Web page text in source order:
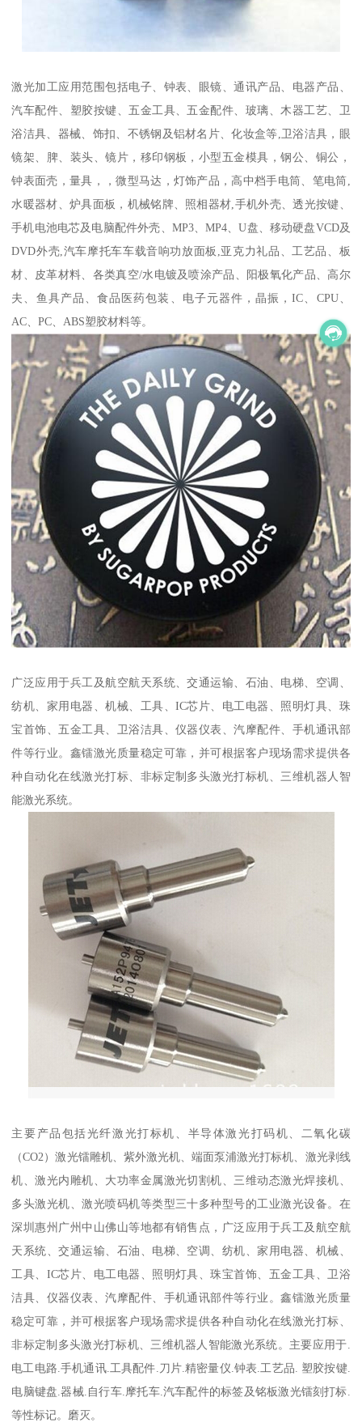
激光加工应用范围包括电子、钟表、眼镜、通讯产品、电器产品、
汽车配件、塑胶按键、五金工具、五金配件、玻璃、木器工艺、卫
浴洁具、器械、饰扣、不锈钢及铝材名片、化妆盒等,卫浴洁具，眼
镜架、脾、装头、镜片，移印钢板，小型五金模具，钢公、铜公，
钟表面壳，量具，，微型马达，灯饰产品，高中档手电筒、笔电筒,
水暖器材、炉具面板，机械铭牌、照相器材,手机外壳、透光按键、
手机电池电芯及电脑配件外壳、MP3、MP4、U盘、移动硬盘VCD及
DVD外壳,汽车摩托车车载音响功放面板,亚克力礼品、工艺品、板
材、皮革材料、各类真空/水电镀及喷涂产品、阳极氧化产品、高尔
夫、鱼具产品、食品医药包装、电子元器件，晶振，IC、CPU、
AC、PC、ABS塑胶材料等。
广泛应用于兵工及航空航天系统、交通运输、石油、电梯、空调、
纺机、家用电器、机械、工具、IC芯片、电工电器、照明灯具、珠
宝首饰、五金工具、卫浴洁具、仪器仪表、汽摩配件、手机通讯部
件等行业。鑫镭激光质量稳定可靠，并可根据客户现场需求提供各
种自动化在线激光打标、非标定制多头激光打标机、三维机器人智
能激光系统。
主要产品包括光纤激光打标机、半导体激光打码机、二氧化碳
（CO2）激光镭雕机、紫外激光机、端面泵浦激光打标机、激光剥线
机、激光内雕机、大功率金属激光切割机、三维动态激光焊接机、
多头激光机、激光喷码机等类型三十多种型号的工业激光设备。在
深圳惠州广州中山佛山等地都有销售点，广泛应用于兵工及航空航
天系统、交通运输、石油、电梯、空调、纺机、家用电器、机械、
工具、IC芯片、电工电器、照明灯具、珠宝首饰、五金工具、卫浴
洁具、仪器仪表、汽摩配件、手机通讯部件等行业。鑫镭激光质量
稳定可靠，并可根据客户现场需求提供各种自动化在线激光打标、
非标定制多头激光打标机、三维机器人智能激光系统。主要应用于.
电工电路.手机通讯.工具配件.刀片.精密量仪.钟表.工艺品. 塑胶按键.
电脑键盘.器械.自行车.摩托车.汽车配件的标签及铭板激光镭刻打标.
等性标记。磨灭。